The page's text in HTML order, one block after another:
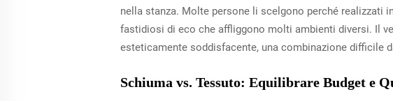
nella stanza. Molte persone li scelgono perché realizzati
fastidiosi di eco che affliggono molti ambienti diversi. Il
esteticamente soddisfacente, una combinazione difficile
Schiuma vs. Tessuto: Equilibrare Budget e